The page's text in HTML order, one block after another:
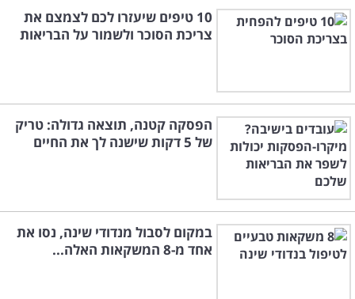
10 טיפים שיעזרו לכם לצמצם את
צריכת הסוכר ולשמור על הבריאות
הפסקה קטנה, תוצאה גדולה: טריק
של 5 דקות שישנה לך את החיים
במקום לסבול מנדודי שינה, נסו את
אחד מ-8 המשקאות האלה...